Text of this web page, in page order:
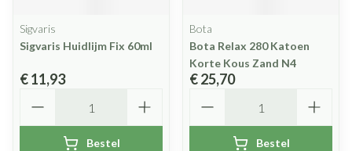
Sigvaris
Sigvaris Huidlijm Fix 60ml
€ 11,93
Bestel
Bota
Bota Relax 280 Katoen
Korte Kous Zand N4
€ 25,70
Bestel